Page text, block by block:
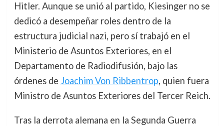
Hitler. Aunque se unió al partido, Kiesinger no se
dedicó a desempeñar roles dentro de la
estructura judicial nazi, pero sí trabajó en el
Ministerio de Asuntos Exteriores, en el
Departamento de Radiodifusión, bajo las
órdenes de Joachim Von Ribbentrop, quien fuera
Ministro de Asuntos Exteriores del Tercer Reich.
Tras la derrota alemana en la Segunda Guerra